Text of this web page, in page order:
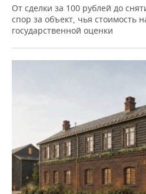
От сделки за 100 рублей до
спор за объект, чья стоимость
государственной оценки